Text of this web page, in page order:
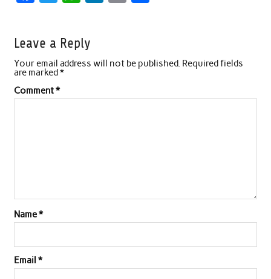
e
b
o
t
e
r
t
s
p
e
I
l
e
Leave a Reply
Your email address will not be published. Required fields
are marked*
Comment*
Name*
Email *